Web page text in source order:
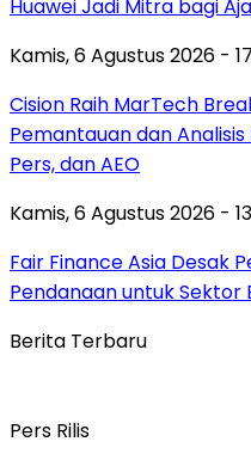
Huawei Jadi Mitra bagi
Kamis, 6 Agustus 2026 -
Cision Raih MarTech
Pemantauan dan Analisis
Pers, dan AEO
Kamis, 6 Agustus 2026 -
Fair Finance Asia Desak
Pendanaan untuk Sektor
Berita Terbaru
Pers Rilis